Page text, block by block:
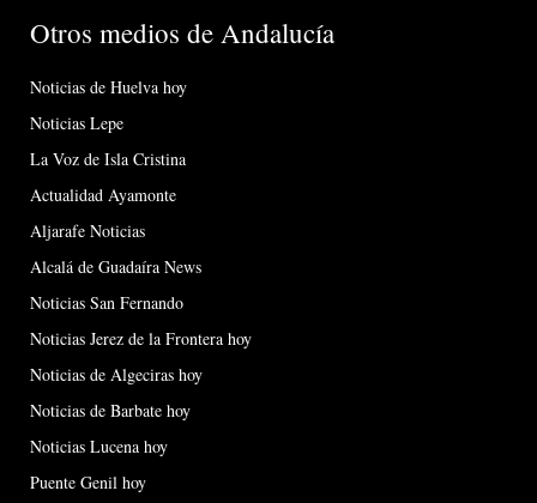
Otros medios de Andalucía
Noticias de Huelva hoy
Noticias Lepe
La Voz de Isla Cristina
Actualidad Ayamonte
Aljarafe Noticias
Alcalá de Guadaíra News
Noticias San Fernando
Noticias Jerez de la Frontera hoy
Noticias de Algeciras hoy
Noticias de Barbate hoy
Noticias Lucena hoy
Puente Genil hoy